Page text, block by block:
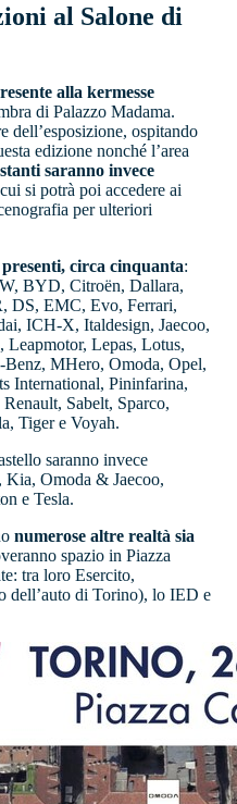
al Salone di
alla kermesse
di Palazzo Madama.
dell’esposizione, ospitando
edizione nonché l’area
saranno invece
si potrà poi accedere ai
per ulteriori
circa cinquanta:
BYD, Citroën, Dallara,
DS, EMC, Evo, Ferrari,
ICH-X, Italdesign, Jaecoo,
Lepas, Lotus,
Benz, MHero, Omoda, Opel,
International, Pininfarina,
Sabelt, Sparco,
Tiger e Voyah.
saranno invece
Omoda & Jaecoo,
e Tesla.
numerose altre realtà sia
spazio in Piazza
tra loro Esercito,
di Torino), lo IED e